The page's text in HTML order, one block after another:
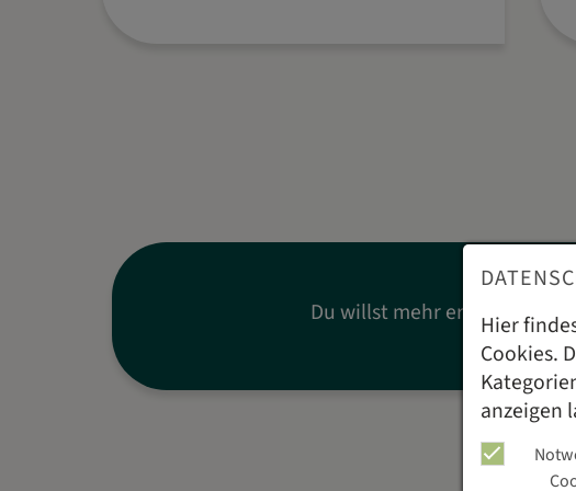
Du willst mehr erfahren? Wir
Hier
Cookies.
anzeigen